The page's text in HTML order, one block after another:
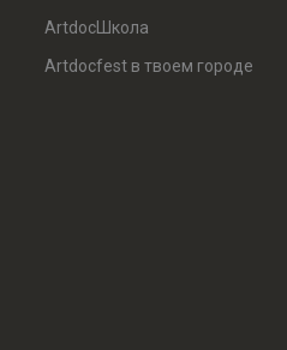
ArtdocШкола
Artdocfest в твоем городе